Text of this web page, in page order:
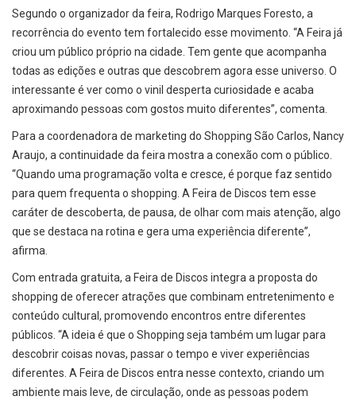
Segundo o organizador da feira, Rodrigo Marques Foresto, a
recorrência do evento tem fortalecido esse movimento. “A Feira já
criou um público próprio na cidade. Tem gente que acompanha
todas as edições e outras que descobrem agora esse universo. O
interessante é ver como o vinil desperta curiosidade e acaba
aproximando pessoas com gostos muito diferentes”, comenta.
Para a coordenadora de marketing do Shopping São Carlos, Nancy
Araujo, a continuidade da feira mostra a conexão com o público.
“Quando uma programação volta e cresce, é porque faz sentido
para quem frequenta o shopping. A Feira de Discos tem esse
caráter de descoberta, de pausa, de olhar com mais atenção, algo
que se destaca na rotina e gera uma experiência diferente”,
afirma.
Com entrada gratuita, a Feira de Discos integra a proposta do
shopping de oferecer atrações que combinam entretenimento e
conteúdo cultural, promovendo encontros entre diferentes
públicos. “A ideia é que o Shopping seja também um lugar para
descobrir coisas novas, passar o tempo e viver experiências
diferentes. A Feira de Discos entra nesse contexto, criando um
ambiente mais leve, de circulação, onde as pessoas podem